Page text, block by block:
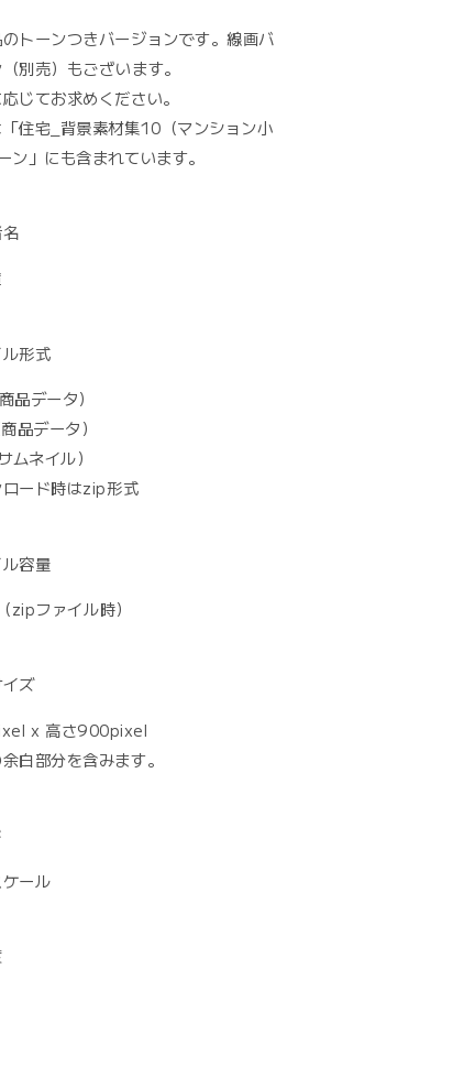
量
を
や
す
トーンつきバージョンです。線画バ
別売）もございます。
じてお求めください。
住宅_背景素材集10（マンション小
ン」にも含まれています。
形式
品データ）
品データ）
ムネイル）
ード時はzip形式
容量
ファイル時）
ズ
x 高さ900pixel
白部分を含みます。
ール